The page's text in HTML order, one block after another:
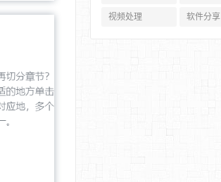
视频处理 软件分享